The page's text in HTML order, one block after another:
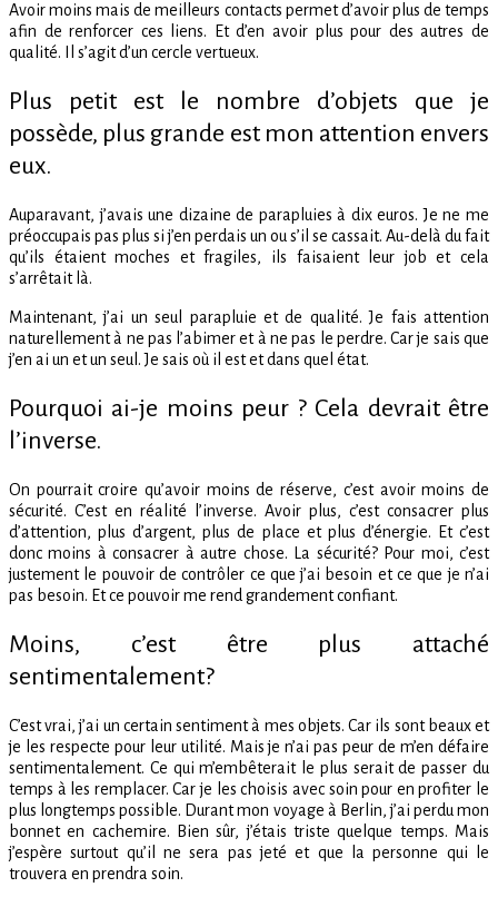
Avoir moins mais de meilleurs contacts permet d’avoir plus de temps
afin de renforcer ces liens. Et d’en avoir plus pour des autres de
qualité. Il s’agit d’un cercle vertueux.
Plus petit est le nombre d’objets que je
possède, plus grande est mon attention envers
eux.
Auparavant, j’avais une dizaine de parapluies à dix euros. Je ne me
préoccupais pas plus si j’en perdais un ou s’il se cassait. Au-delà du fait
qu’ils étaient moches et fragiles, ils faisaient leur job et cela
s’arrêtait là.
Maintenant, j’ai un seul parapluie et de qualité. Je fais attention
naturellement à ne pas l’abimer et à ne pas le perdre. Car je sais que
j’en ai un et un seul. Je sais où il est et dans quel état.
Pourquoi ai-je moins peur ? Cela devrait être
l’inverse.
On pourrait croire qu’avoir moins de réserve, c’est avoir moins de
sécurité. C’est en réalité l’inverse. Avoir plus, c’est consacrer plus
d’attention, plus d’argent, plus de place et plus d’énergie. Et c’est
donc moins à consacrer à autre chose. La sécurité? Pour moi, c’est
justement le pouvoir de contrôler ce que j’ai besoin et ce que je n’ai
pas besoin. Et ce pouvoir me rend grandement confiant.
Moins, c’est être plus attaché
sentimentalement?
C’est vrai, j’ai un certain sentiment à mes objets. Car ils sont beaux et
je les respecte pour leur utilité. Mais je n’ai pas peur de m’en défaire
sentimentalement. Ce qui m’embêterait le plus serait de passer du
temps à les remplacer. Car je les choisis avec soin pour en profiter le
plus longtemps possible. Durant mon voyage à Berlin, j’ai perdu mon
bonnet en cachemire. Bien sûr, j’étais triste quelque temps. Mais
j’espère surtout qu’il ne sera pas jeté et que la personne qui le
trouvera en prendra soin.